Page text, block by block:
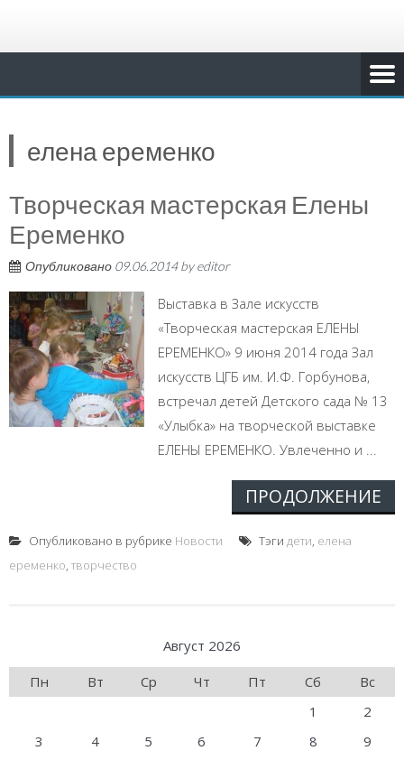
елена еременко
Творческая мастерская Елены
Еременко
Опубликовано 09.06.2014byeditor
Выставка в Зале искусств
«Творческая мастерская ЕЛЕНЫ
ЕРЕМЕНКО» 9 июня 2014 года Зал
искусств ЦГБ им. И.Ф. Горбунова,
встречал детей Детского сада № 13
«Улыбка» на творческой выставке
ЕЛЕНЫ ЕРЕМЕНКО. Увлеченно и ...
ПРОДОЛЖЕНИЕ
Опубликовано в рубрике Новости Тэги дети, елена
еременко, творчество
Август 2026
Пн
Вт Ср Чт Пт Сб
Вс
1
2
3
4 5 6 7 8
9